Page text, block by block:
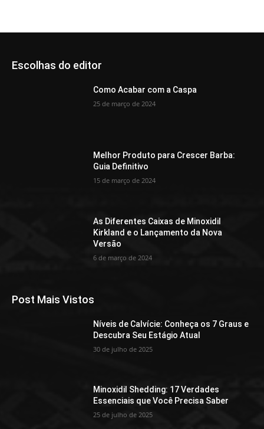
Escolhas do editor
Como Acabar com a Caspa
25 de março de 2024
Melhor Produto para Crescer Barba:
Guia Definitivo
15 de março de 2024
As Diferentes Caixas de Minoxidil
Kirkland e o Lançamento da Nova
Versão
6 de março de 2024
Post Mais Vistos
Níveis de Calvície: Conheça os 7 Graus e
Descubra Seu Estágio Atual
30 de julho de 2025
Minoxidil Shedding: 17 Verdades
Essenciais que Você Precisa Saber
25 de julho de 2025